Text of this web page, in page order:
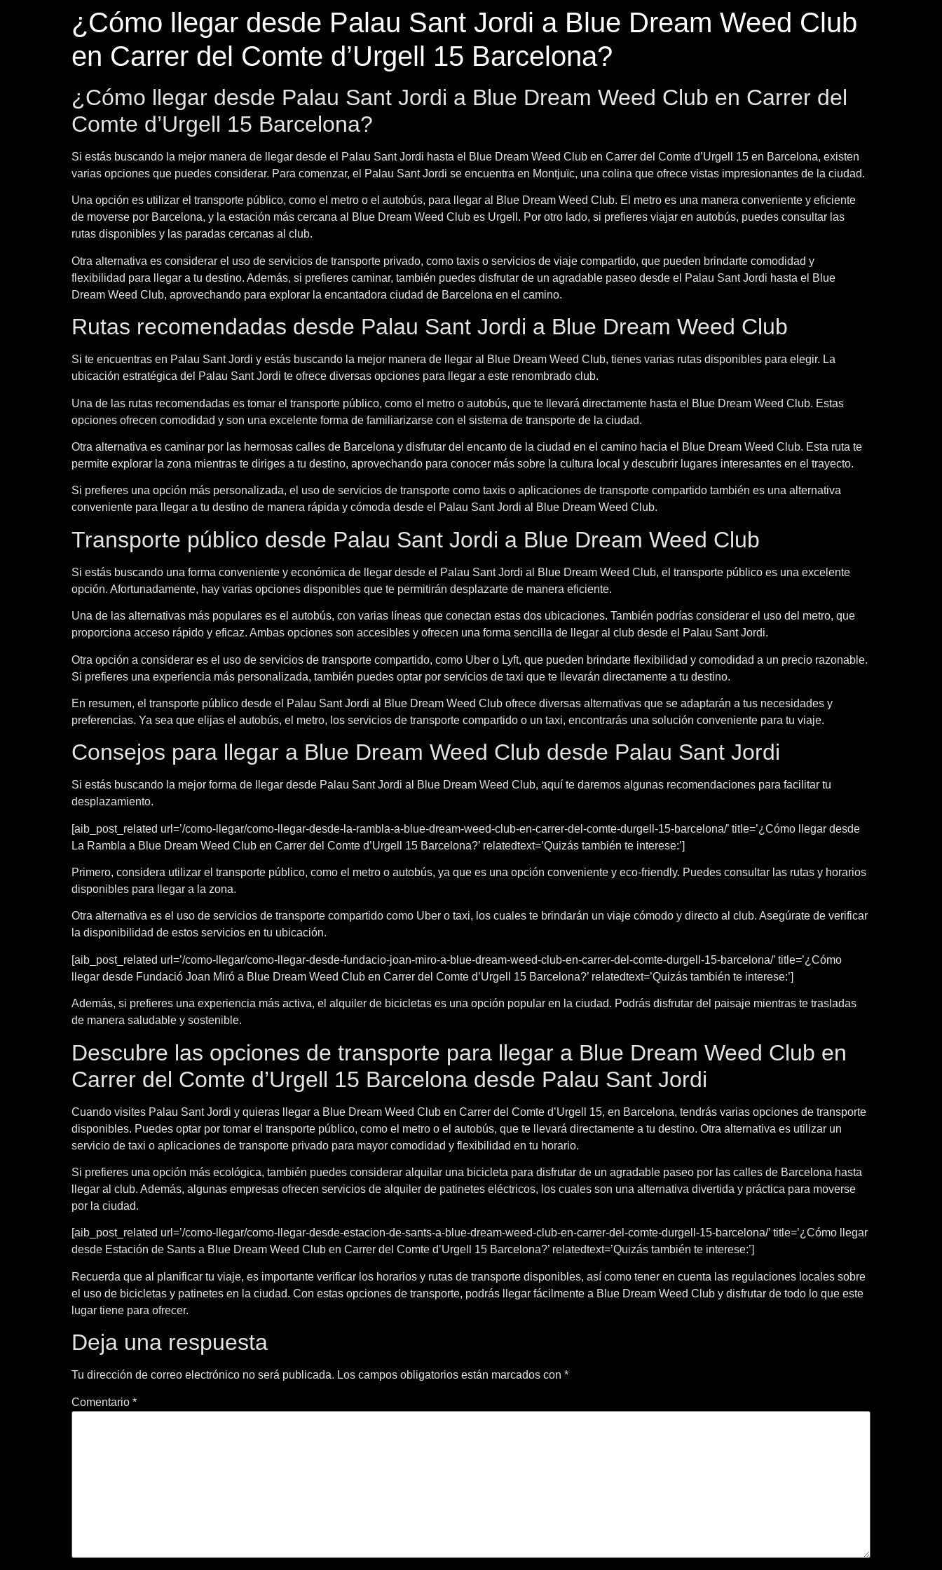
¿Cómo llegar desde Palau Sant Jordi a Blue Dream Weed Club
en Carrer del Comte d’Urgell 15 Barcelona?
¿Cómo llegar desde Palau Sant Jordi a Blue Dream Weed Club en Carrer del
Comte d’Urgell 15 Barcelona?
Si estás buscando la mejor manera de llegar desde el Palau Sant Jordi hasta el Blue Dream Weed Club en Carrer del Comte d’Urgell 15 en Barcelona, existen
varias opciones que puedes considerar. Para comenzar, el Palau Sant Jordi se encuentra en Montjuïc, una colina que ofrece vistas impresionantes de la ciudad.
Una opción es utilizar el transporte público, como el metro o el autobús, para llegar al Blue Dream Weed Club. El metro es una manera conveniente y eficiente
de moverse por Barcelona, y la estación más cercana al Blue Dream Weed Club es Urgell. Por otro lado, si prefieres viajar en autobús, puedes consultar las
rutas disponibles y las paradas cercanas al club.
Otra alternativa es considerar el uso de servicios de transporte privado, como taxis o servicios de viaje compartido, que pueden brindarte comodidad y
flexibilidad para llegar a tu destino. Además, si prefieres caminar, también puedes disfrutar de un agradable paseo desde el Palau Sant Jordi hasta el Blue
Dream Weed Club, aprovechando para explorar la encantadora ciudad de Barcelona en el camino.
Rutas recomendadas desde Palau Sant Jordi a Blue Dream Weed Club
Si te encuentras en Palau Sant Jordi y estás buscando la mejor manera de llegar al Blue Dream Weed Club, tienes varias rutas disponibles para elegir. La
ubicación estratégica del Palau Sant Jordi te ofrece diversas opciones para llegar a este renombrado club.
Una de las rutas recomendadas es tomar el transporte público, como el metro o autobús, que te llevará directamente hasta el Blue Dream Weed Club. Estas
opciones ofrecen comodidad y son una excelente forma de familiarizarse con el sistema de transporte de la ciudad.
Otra alternativa es caminar por las hermosas calles de Barcelona y disfrutar del encanto de la ciudad en el camino hacia el Blue Dream Weed Club. Esta ruta te
permite explorar la zona mientras te diriges a tu destino, aprovechando para conocer más sobre la cultura local y descubrir lugares interesantes en el trayecto.
Si prefieres una opción más personalizada, el uso de servicios de transporte como taxis o aplicaciones de transporte compartido también es una alternativa
conveniente para llegar a tu destino de manera rápida y cómoda desde el Palau Sant Jordi al Blue Dream Weed Club.
Transporte público desde Palau Sant Jordi a Blue Dream Weed Club
Si estás buscando una forma conveniente y económica de llegar desde el Palau Sant Jordi al Blue Dream Weed Club, el transporte público es una excelente
opción. Afortunadamente, hay varias opciones disponibles que te permitirán desplazarte de manera eficiente.
Una de las alternativas más populares es el autobús, con varias líneas que conectan estas dos ubicaciones. También podrías considerar el uso del metro, que
proporciona acceso rápido y eficaz. Ambas opciones son accesibles y ofrecen una forma sencilla de llegar al club desde el Palau Sant Jordi.
Otra opción a considerar es el uso de servicios de transporte compartido, como Uber o Lyft, que pueden brindarte flexibilidad y comodidad a un precio razonable.
Si prefieres una experiencia más personalizada, también puedes optar por servicios de taxi que te llevarán directamente a tu destino.
En resumen, el transporte público desde el Palau Sant Jordi al Blue Dream Weed Club ofrece diversas alternativas que se adaptarán a tus necesidades y
preferencias. Ya sea que elijas el autobús, el metro, los servicios de transporte compartido o un taxi, encontrarás una solución conveniente para tu viaje.
Consejos para llegar a Blue Dream Weed Club desde Palau Sant Jordi
Si estás buscando la mejor forma de llegar desde Palau Sant Jordi al Blue Dream Weed Club, aquí te daremos algunas recomendaciones para facilitar tu
desplazamiento.
[aib_post_related url=’/como-llegar/como-llegar-desde-la-rambla-a-blue-dream-weed-club-en-carrer-del-comte-durgell-15-barcelona/’ title=’¿Cómo llegar desde
La Rambla a Blue Dream Weed Club en Carrer del Comte d’Urgell 15 Barcelona?’ relatedtext=’Quizás también te interese:’]
Primero, considera utilizar el transporte público, como el metro o autobús, ya que es una opción conveniente y eco-friendly. Puedes consultar las rutas y horarios
disponibles para llegar a la zona.
Otra alternativa es el uso de servicios de transporte compartido como Uber o taxi, los cuales te brindarán un viaje cómodo y directo al club. Asegúrate de verificar
la disponibilidad de estos servicios en tu ubicación.
[aib_post_related url=’/como-llegar/como-llegar-desde-fundacio-joan-miro-a-blue-dream-weed-club-en-carrer-del-comte-durgell-15-barcelona/’ title=’¿Cómo
llegar desde Fundació Joan Miró a Blue Dream Weed Club en Carrer del Comte d’Urgell 15 Barcelona?’ relatedtext=’Quizás también te interese:’]
Además, si prefieres una experiencia más activa, el alquiler de bicicletas es una opción popular en la ciudad. Podrás disfrutar del paisaje mientras te trasladas
de manera saludable y sostenible.
Descubre las opciones de transporte para llegar a Blue Dream Weed Club en
Carrer del Comte d’Urgell 15 Barcelona desde Palau Sant Jordi
Cuando visites Palau Sant Jordi y quieras llegar a Blue Dream Weed Club en Carrer del Comte d’Urgell 15, en Barcelona, tendrás varias opciones de transporte
disponibles. Puedes optar por tomar el transporte público, como el metro o el autobús, que te llevará directamente a tu destino. Otra alternativa es utilizar un
servicio de taxi o aplicaciones de transporte privado para mayor comodidad y flexibilidad en tu horario.
Si prefieres una opción más ecológica, también puedes considerar alquilar una bicicleta para disfrutar de un agradable paseo por las calles de Barcelona hasta
llegar al club. Además, algunas empresas ofrecen servicios de alquiler de patinetes eléctricos, los cuales son una alternativa divertida y práctica para moverse
por la ciudad.
[aib_post_related url=’/como-llegar/como-llegar-desde-estacion-de-sants-a-blue-dream-weed-club-en-carrer-del-comte-durgell-15-barcelona/’ title=’¿Cómo llegar
desde Estación de Sants a Blue Dream Weed Club en Carrer del Comte d’Urgell 15 Barcelona?’ relatedtext=’Quizás también te interese:’]
Recuerda que al planificar tu viaje, es importante verificar los horarios y rutas de transporte disponibles, así como tener en cuenta las regulaciones locales sobre
el uso de bicicletas y patinetes en la ciudad. Con estas opciones de transporte, podrás llegar fácilmente a Blue Dream Weed Club y disfrutar de todo lo que este
lugar tiene para ofrecer.
Deja una respuesta
Tu dirección de correo electrónico no será publicada. Los campos obligatorios están marcados con *
Comentario *